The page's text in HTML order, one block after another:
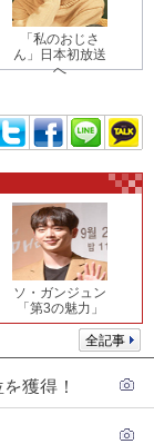
「私のおじさ
ん」日本初放送
へ
ソ・ガンジュン
「第3の魅力」
全記事
獲得！